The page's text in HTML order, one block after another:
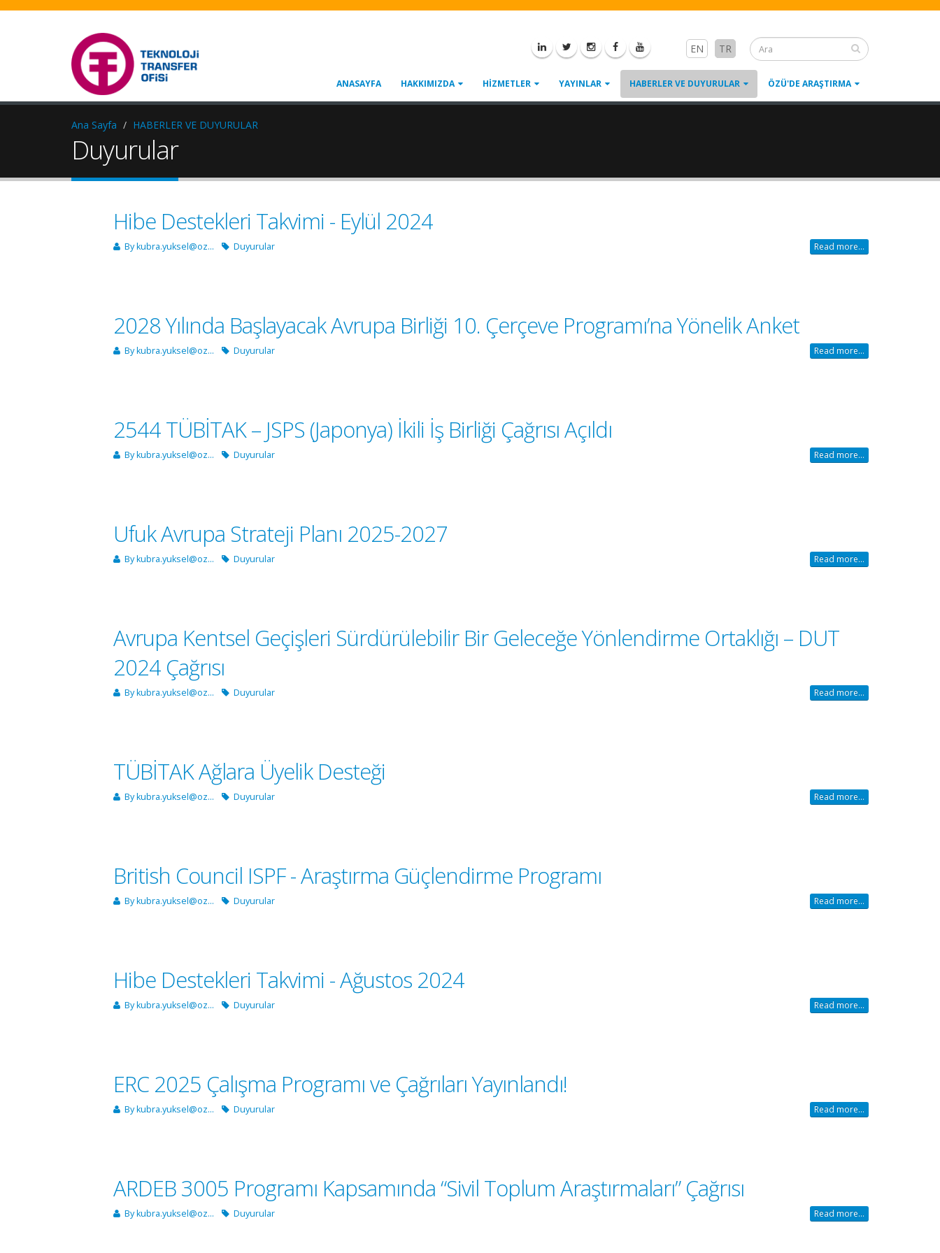
EN TR
ANASAYFA HAKKIMIZDA HİZMETLER YAYINLAR HABERLER VE DUYURULAR ÖZÜ'DE ARAŞTIRMA
Ana Sayfa HABERLER VE DUYURULAR
Duyurular
Hibe Destekleri Takvimi - Eylül 2024
Bykubra.yuksel@oz... Duyurular Read more...
2028 Yılında Başlayacak Avrupa Birliği 10. Çerçeve Programı’na Yönelik Anket
Bykubra.yuksel@oz... Duyurular Read more...
2544 TÜBİTAK – JSPS (Japonya) İkili İş Birliği Çağrısı Açıldı
Bykubra.yuksel@oz... Duyurular Read more...
Ufuk Avrupa Strateji Planı 2025-2027
Bykubra.yuksel@oz... Duyurular Read more...
Avrupa Kentsel Geçişleri Sürdürülebilir Bir Geleceğe Yönlendirme Ortaklığı – DUT
2024 Çağrısı
Bykubra.yuksel@oz... Duyurular Read more...
TÜBİTAK Ağlara Üyelik Desteği
Bykubra.yuksel@oz... Duyurular Read more...
British Council ISPF - Araştırma Güçlendirme Programı
Bykubra.yuksel@oz... Duyurular Read more...
Hibe Destekleri Takvimi - Ağustos 2024
Bykubra.yuksel@oz... Duyurular Read more...
ERC 2025 Çalışma Programı ve Çağrıları Yayınlandı!
Bykubra.yuksel@oz... Duyurular Read more...
ARDEB 3005 Programı Kapsamında “Sivil Toplum Araştırmaları” Çağrısı
Bykubra.yuksel@oz... Duyurular Read more...